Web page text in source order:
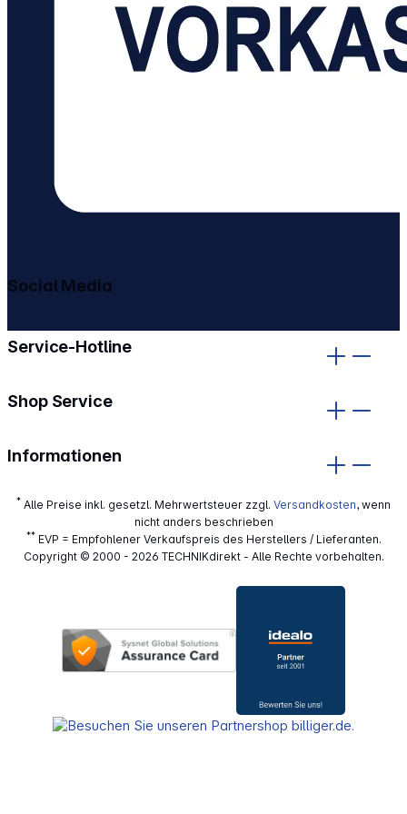
Service-Hotline
Shop Service
Informationen
Social Media
* Alle Preise inkl. gesetzl. Mehrwertsteuer zzgl. Versandkosten, wenn
nicht anders beschrieben
**EVP = Empfohlener Verkaufspreis des Herstellers / Lieferanten.
Copyright © 2000 - 2026 TECHNIKdirekt - Alle Rechte vorbehalten.